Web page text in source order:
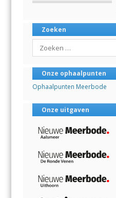
Zoeken
Search
Onze ophaalpunten
Ophaalpunten Meerbode
Onze uitgaven